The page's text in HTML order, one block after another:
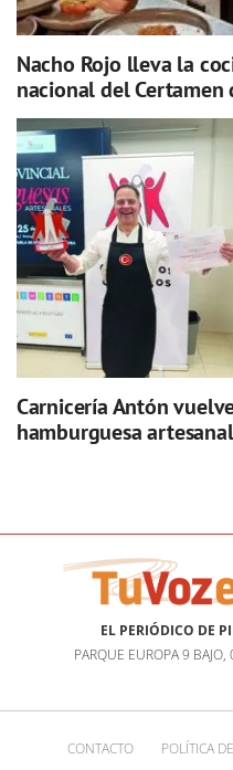
Nacho Rojo lleva la
nacional del Certamen
Carnicería Antón
hamburguesa
EL PERIÓDICO DE
PARQUE EUROPA 9
CONTACTO POLÍTICA